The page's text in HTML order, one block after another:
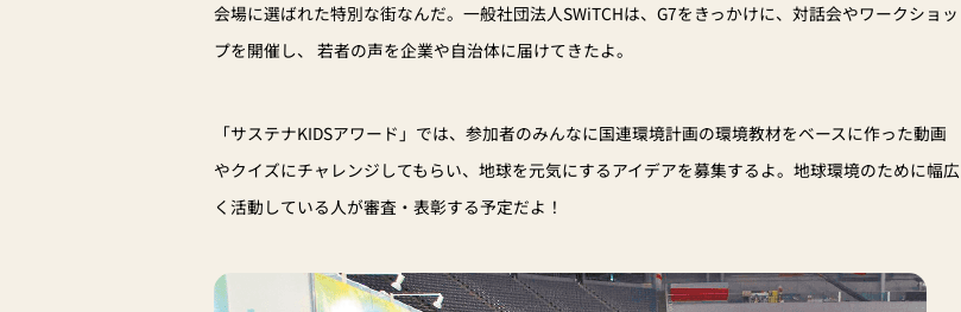
会場に選ばれた特別な街なんだ。一般社団法人SWiTCHは、G7をきっかけに、対話会やワークショッ
プを開催し、 若者の声を企業や自治体に届けてきたよ。
「サステナKIDSアワード」では、参加者のみんなに国連環境計画の環境教材をベースに作った動画
やクイズにチャレンジしてもらい、地球を元気にするアイデアを募集するよ。地球環境のために幅広
く活動している人が審査・表彰する予定だよ！